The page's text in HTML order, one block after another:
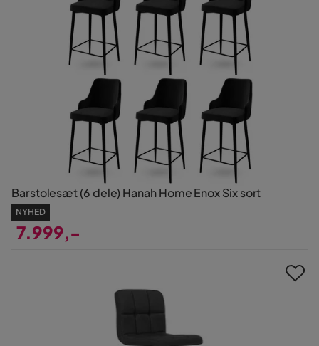
Barstolesæt (6 dele) Hanah Home Enox Six sort
NYHED
7.999,-